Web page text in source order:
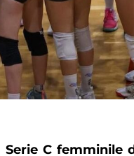
Serie C femminile